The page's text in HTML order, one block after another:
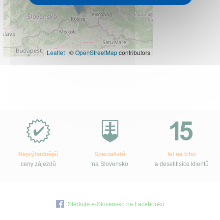
Leaflet | ©OpenStreetMapcontributors
Slovensko.cz?
Nejvýhodnější
ceny zájezdů
Specialisté
na Slovensko
let na trhu
a desetitisíce klientů
Sledujte e-Slovensko na Facebooku